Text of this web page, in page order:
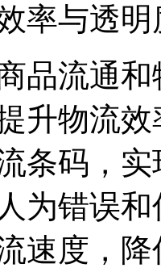
率与透明
品流通
升物流
条码，
为错误
速度，